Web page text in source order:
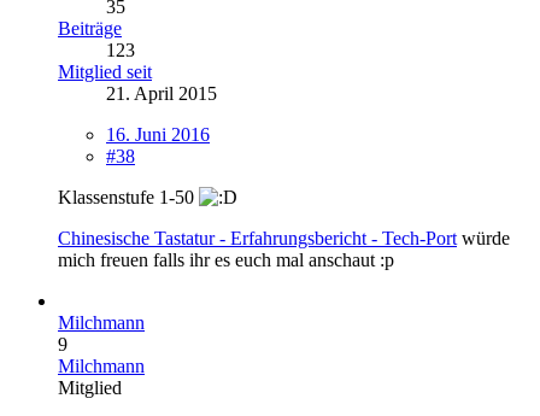
35
Beiträge
123
Mitglied seit
21. April 2015
16. Juni 2016
#38
Klassenstufe 1-50
Chinesische Tastatur - Erfahrungsbericht - Tech-Port würde
mich freuen falls ihr es euch mal anschaut :p
Milchmann
9
Milchmann
Mitglied